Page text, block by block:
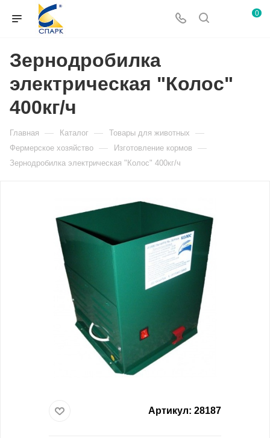
0
Зернодробилка
электрическая "Колос"
400кг/ч
Главная — Каталог — Товары для животных —
Фермерское хозяйство — Изготовление кормов —
Зернодробилка электрическая "Колос" 400кг/ч
Артикул: 28187